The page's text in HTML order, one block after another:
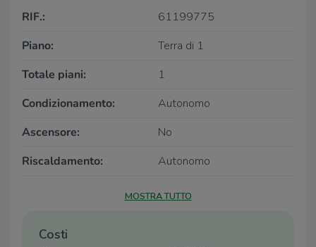
RIF.:
61199775
Piano:
Terra di 1
Totale piani:
1
Condizionamento:
Autonomo
Ascensore:
No
Riscaldamento:
Autonomo
MOSTRA TUTTO
Costi